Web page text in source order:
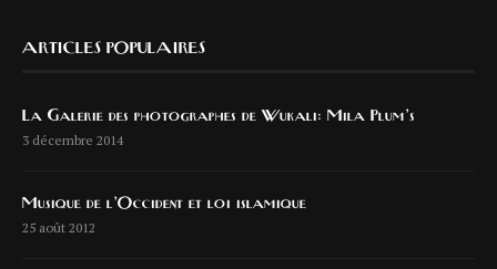
ARTICLES POPULAIRES
La Galerie des photographes de Wukali: Mila Plum’s
3 décembre 2014
Musique de l’Occident et loi islamique
25 août 2012